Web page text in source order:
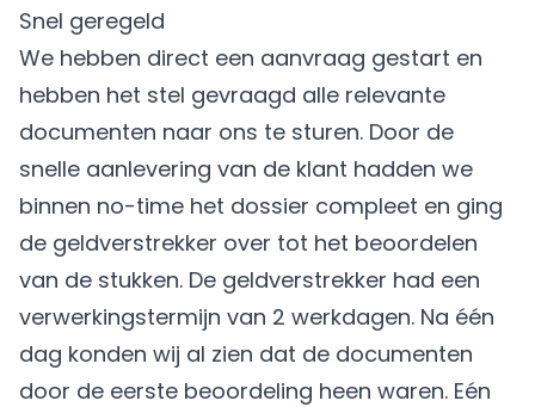
Snel geregeld
We hebben direct een aanvraag gestart en
hebben het stel gevraagd alle relevante
documenten naar ons te sturen. Door de
snelle aanlevering van de klant hadden we
binnen no-time het dossier compleet en ging
de geldverstrekker over tot het beoordelen
van de stukken. De geldverstrekker had een
verwerkingstermijn van 2 werkdagen. Na één
dag konden wij al zien dat de documenten
door de eerste beoordeling heen waren. Eén